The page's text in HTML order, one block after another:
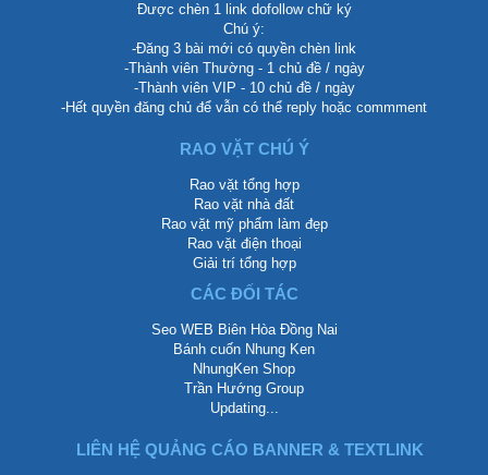
Được chèn 1 link dofollow chữ ký
Chú ý:
-Đăng 3 bài mới có quyền chèn link
-Thành viên Thường - 1 chủ đề / ngày
-Thành viên VIP - 10 chủ đề / ngày
-Hết quyền đăng chủ để vẫn có thể reply hoặc commment
RAO VẶT CHÚ Ý
Rao vặt tổng hợp
Rao vặt nhà đất
Rao vặt mỹ phẩm làm đẹp
Rao vặt điện thoại
Giải trí tổng hợp
CÁC ĐỐI TÁC
Seo WEB Biên Hòa Đồng Nai
Bánh cuốn Nhung Ken
NhungKen Shop
Trần Hướng Group
Updating...
LIÊN HỆ QUẢNG CÁO BANNER & TEXTLINK